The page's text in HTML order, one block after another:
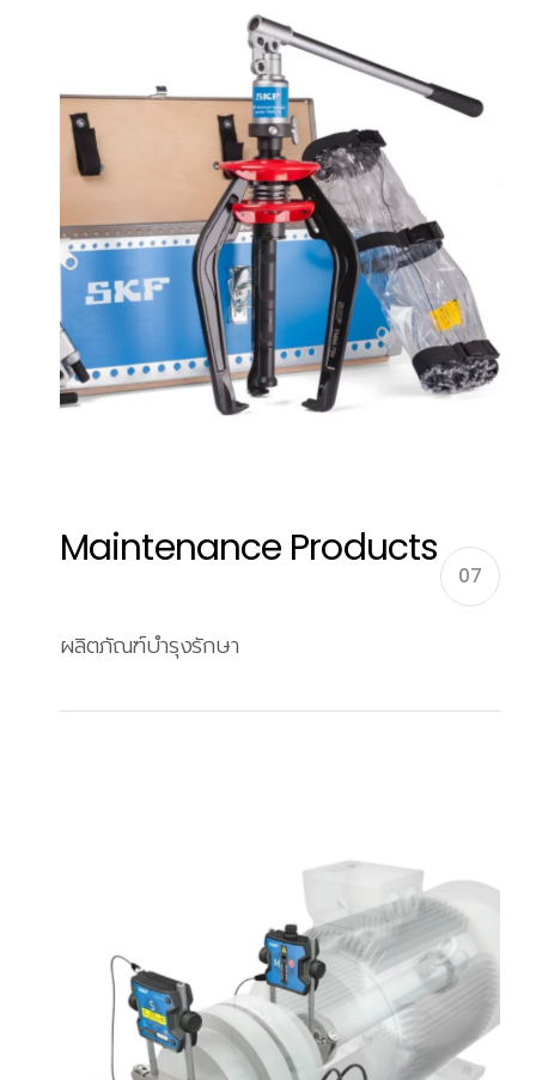
Maintenance Products
07
ผลิตภัณฑ์บำรุงรักษา